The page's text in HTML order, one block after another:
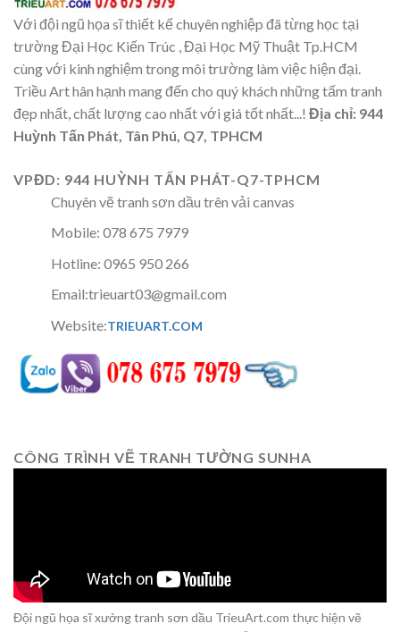
Với đội ngũ họa sĩ thiết kế chuyên nghiệp đã từng học tại
trường Đại Học Kiến Trúc , Đại Học Mỹ Thuật Tp.HCM
cùng với kinh nghiệm trong môi trường làm việc hiện đại.
Triều Art hân hạnh mang đến cho quý khách những tấm tranh
đẹp nhất, chất lượng cao nhất với giá tốt nhất...! Địa chỉ: 944
Huỳnh Tấn Phát, Tân Phú, Q7, TPHCM
VPĐD: 944 HUỲNH TẤN PHÁT-Q7-TPHCM
Chuyên vẽ tranh sơn dầu trên vải canvas
Mobile: 078 675 7979
Hotline: 0965 950 266
Email:trieuart03@gmail.com
Website:TRIEUART.COM
CÔNG TRÌNH VẼ TRANH TƯỜNG SUNHA
Đội ngũ họa sĩ xưởng tranh sơn dầu TrieuArt.com thực hiện vẽ